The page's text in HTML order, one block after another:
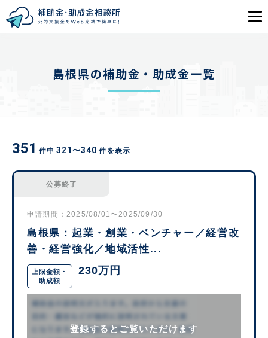
会員登録
島根県の補助金・助成金一覧
351 件中 321〜340 件を表示
公募終了
申請期間：2025/08/01〜2025/09/30
島根県：起業・創業・ベンチャー／経営改
善・経営強化／地域活性...
上限金額・
助成額
230万円
登録するとご覧いただけます